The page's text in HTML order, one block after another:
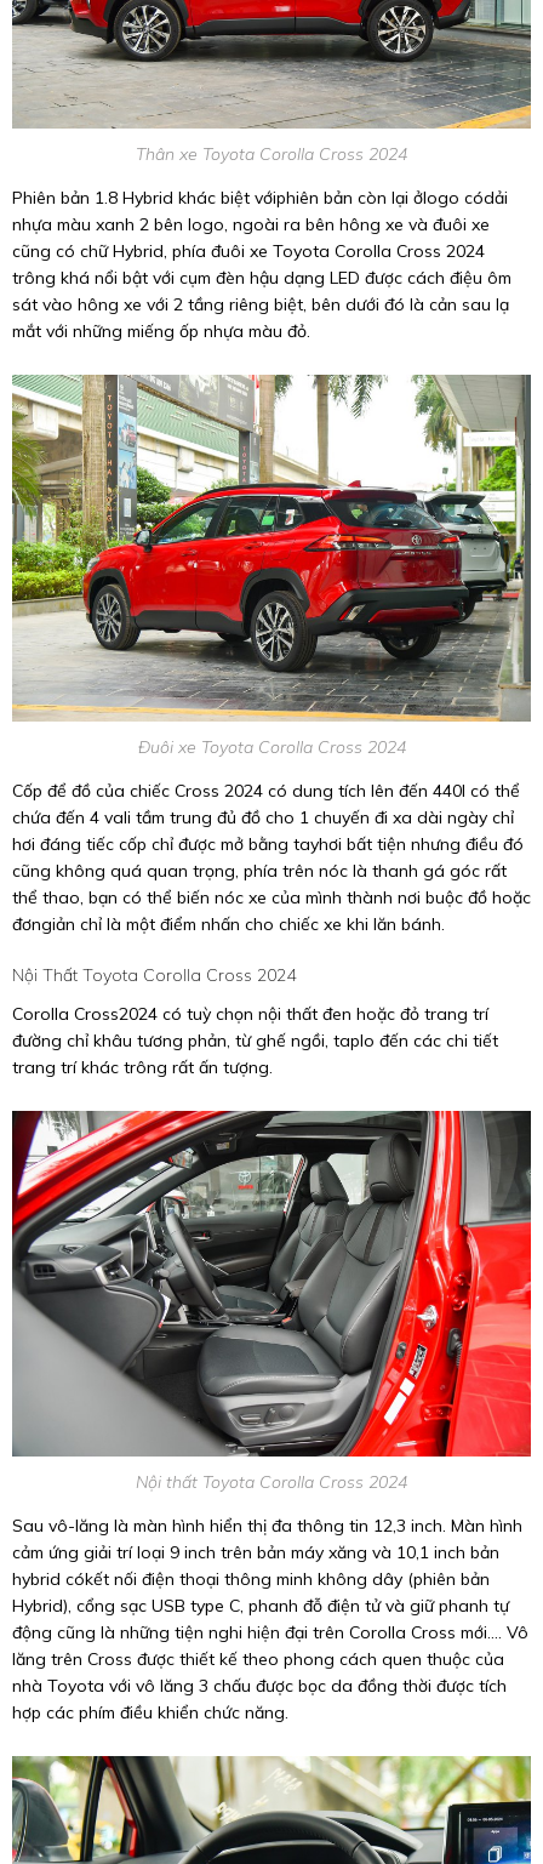
Thân xe Toyota Corolla Cross 2024
Phiên bản 1.8 Hybrid khác biệt vớiphiên bản còn lại ởlogo códải
nhựa màu xanh 2 bên logo, ngoài ra bên hông xe và đuôi xe
cũng có chữ Hybrid, phía đuôi xe Toyota Corolla Cross 2024
trông khá nổi bật với cụm đèn hậu dạng LED được cách điệu ôm
sát vào hông xe với 2 tầng riêng biệt, bên dưới đó là cản sau lạ
mắt với những miếng ốp nhựa màu đỏ.
Đuôi xe Toyota Corolla Cross 2024
Cốp để đồ của chiếc Cross 2024 có dung tích lên đến 440l có thể
chứa đến 4 vali tầm trung đủ đồ cho 1 chuyến đi xa dài ngày chỉ
hơi đáng tiếc cốp chỉ được mở bằng tayhơi bất tiện nhưng điều đó
cũng không quá quan trọng, phía trên nóc là thanh gá góc rất
thể thao, bạn có thể biến nóc xe của mình thành nơi buộc đồ hoặc
đơngiản chỉ là một điểm nhấn cho chiếc xe khi lăn bánh.
Nội Thất Toyota Corolla Cross 2024
Corolla Cross2024 có tuỳ chọn nội thất đen hoặc đỏ trang trí
đường chỉ khâu tương phản, từ ghế ngồi, taplo đến các chi tiết
trang trí khác trông rất ấn tượng.
Nội thất Toyota Corolla Cross 2024
Sau vô-lăng là màn hình hiển thị đa thông tin 12,3 inch. Màn hình
cảm ứng giải trí loại 9 inch trên bản máy xăng và 10,1 inch bản
hybrid cókết nối điện thoại thông minh không dây (phiên bản
Hybrid), cổng sạc USB type C, phanh đỗ điện tử và giữ phanh tự
động cũng là những tiện nghi hiện đại trên Corolla Cross mới.... Vô
lăng trên Cross được thiết kế theo phong cách quen thuộc của
nhà Toyota với vô lăng 3 chấu được bọc da đồng thời được tích
hợp các phím điều khiển chức năng.